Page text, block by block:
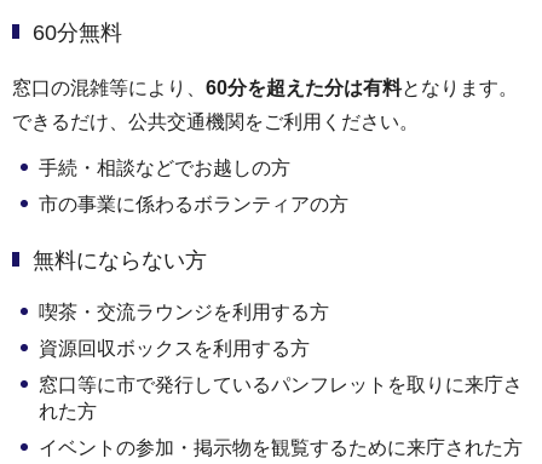
60分無料
窓口の混雑等により、 60分を超えた分は有料となります。
できるだけ、公共交通機関をご利用ください。
手続・相談などでお越しの方
市の事業に係わるボランティアの方
無料にならない方
喫茶・交流ラウンジを利用する方
資源回収ボックスを利用する方
窓口等に市で発行しているパンフレットを取りに来庁さ
れた方
イベントの参加・掲示物を観覧するために来庁された方